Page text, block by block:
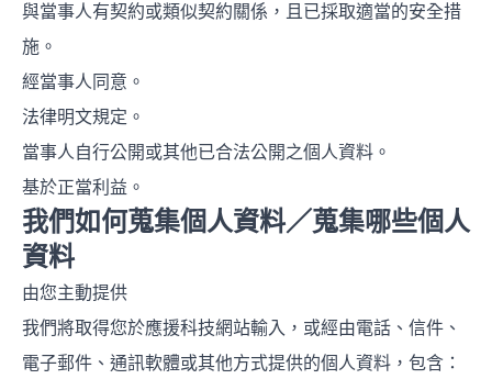
與當事人有契約或類似契約關係，且已採取適當的安全措
施。
經當事人同意。
法律明文規定。
當事人自行公開或其他已合法公開之個人資料。
基於正當利益。
我們如何蒐集個人資料／蒐集哪些個人
資料
由您主動提供
我們將取得您於應援科技網站輸入，或經由電話、信件、
電子郵件、通訊軟體或其他方式提供的個人資料，包含：